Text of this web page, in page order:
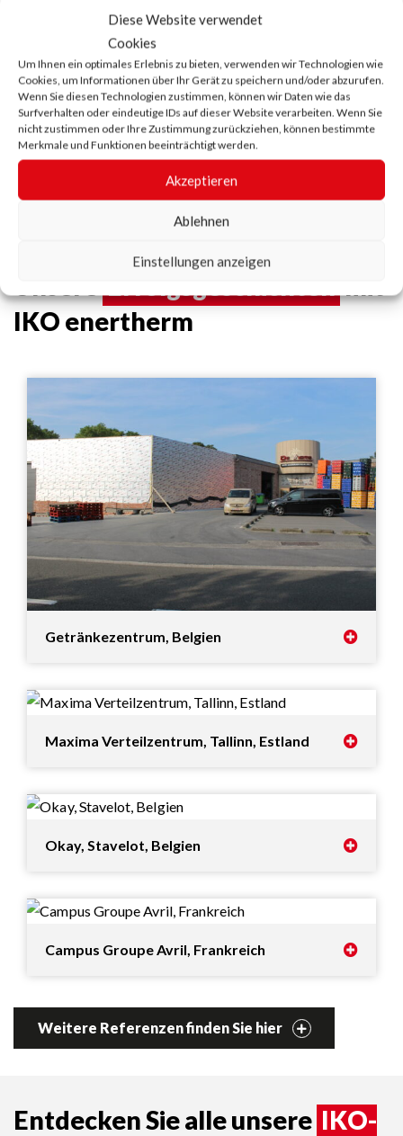
Diese Website verwendet
Cookies
Um Ihnen ein optimales Erlebnis zu bieten, verwenden wir Technologien wie
Cookies, um Informationen über Ihr Gerät zu speichern und/oder abzurufen.
Wenn Sie diesen Technologien zustimmen, können wir Daten wie das
Surfverhalten oder eindeutige IDs auf dieser Website verarbeiten. Wenn Sie
nicht zustimmen oder Ihre Zustimmung zurückziehen, können bestimmte
Merkmale und Funktionen beeinträchtigt werden.
Akzeptieren
Ablehnen
Einstellungen anzeigen
Ich möchte eineFrage stellen
zu IKO enertherm ALU
Kontakt aufnehmen
IKO enertherm
Getränkezentrum, Belgien
Maxima Verteilzentrum, Tallinn, Estland
Okay, Stavelot, Belgien
Campus Groupe Avril, Frankreich
Weitere Referenzen finden Sie hier
Entdecken Sie alle unsere IKO-